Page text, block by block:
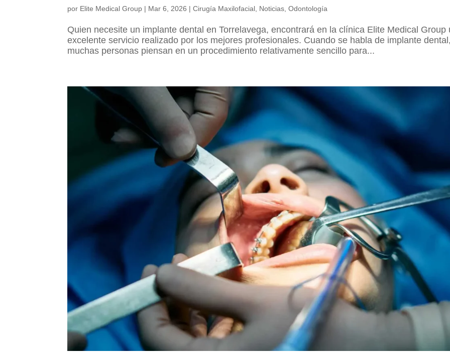
por Elite Medical Group | Mar 6, 2026 |Cirugía Maxilofacial Noticias ,Odontología
Quien necesite un implante dental en Torrelavega, encontrará en la clínica Elite Medical Group
excelente servicio realizado por los mejores profesionales. Cuando se habla de implante
muchas personas piensan en un procedimiento relativamente sencillo para...